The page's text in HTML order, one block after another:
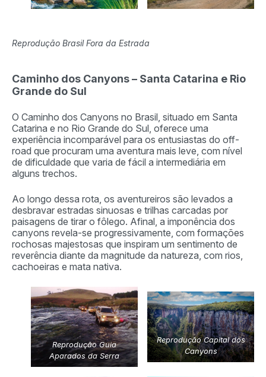
Reprodução Brasil Fora da Estrada
Caminho dos Canyons – Santa Catarina e Rio
Grande do Sul
O Caminho dos Canyons no Brasil, situado em Santa
Catarina e no Rio Grande do Sul, oferece uma
experiência incomparável para os entusiastas do off-
road que procuram uma aventura mais leve, com nível
de dificuldade que varia de fácil a intermediária em
alguns trechos.
Ao longo dessa rota, os aventureiros são levados a
desbravar estradas sinuosas e trilhas carcadas por
paisagens de tirar o fôlego. Afinal, a imponência dos
canyons revela-se progressivamente, com formações
rochosas majestosas que inspiram um sentimento de
reverência diante da magnitude da natureza, com rios,
cachoeiras e mata nativa.
Reprodução Guia
Aparados da Serra
Reprodução Capital dos
Canyons